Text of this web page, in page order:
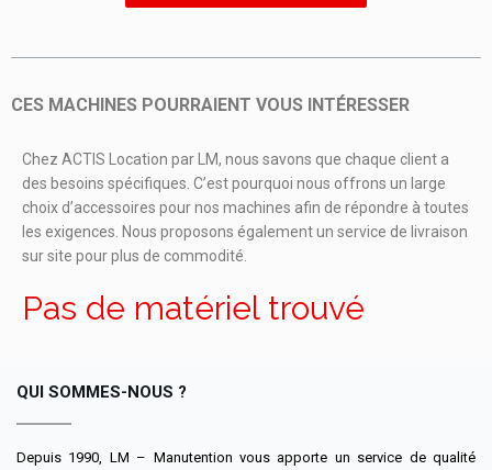
CES MACHINES POURRAIENT VOUS INTÉRESSER
Chez ACTIS Location par LM, nous savons que chaque client a
des besoins spécifiques. C’est pourquoi nous offrons un large
choix d’accessoires pour nos machines afin de répondre à toutes
les exigences. Nous proposons également un service de livraison
sur site pour plus de commodité.
Pas de matériel trouvé
QUI SOMMES-NOUS ?
Depuis 1990, LM – Manutention vous apporte un service de qualité